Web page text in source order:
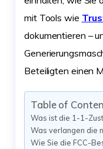
mit Tools wie
dokumentieren –
Beteiligten einen
Table of
Was ist die 1-1-
Was verlangen die
Wie Sie die FCC-